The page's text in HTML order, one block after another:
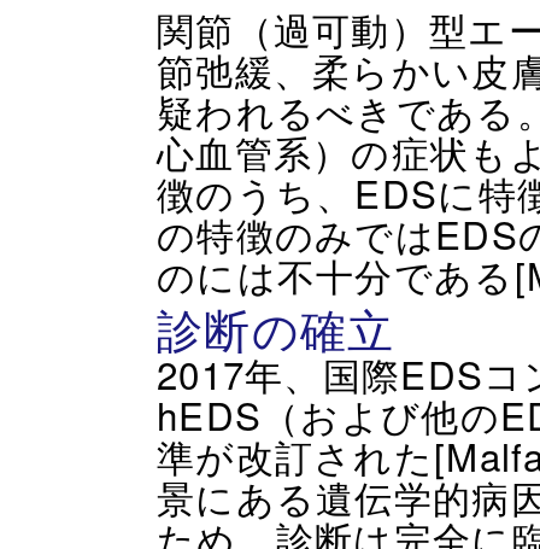
関節（過可動）型エ
節弛緩、柔らかい皮
疑われるべきである
心血管系）の症状も
徴のうち、EDSに特
の特徴のみではEDS
のには不十分である
診断の確立
2017年、国際EDS
hEDS（および他の
準が改訂された
景にある遺伝学的病
ため、診断は完全に